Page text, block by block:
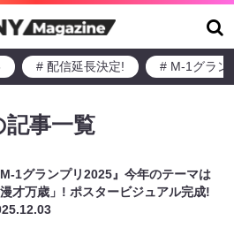
# 配信延長決定! # M-1グラン
事一覧
M-1グランプリ2025』今年のテーマは
漫才万歳」! ポスタービジュアル完成!